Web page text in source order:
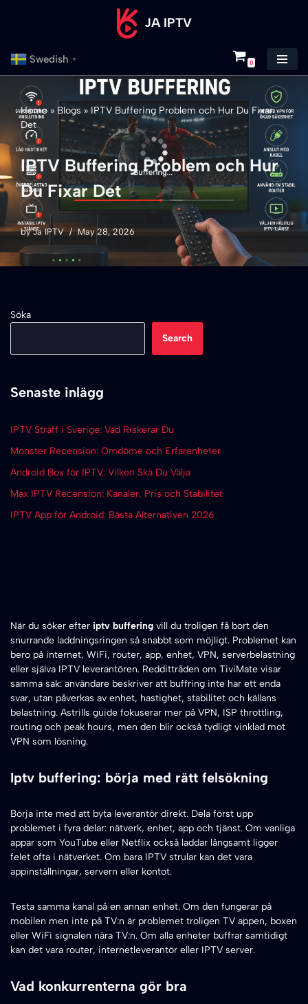
content
JA IPTV
Swedish ▼ 0
Home» Blogs » IPTV Buffering Problem och Hur Du Fixar
Det
IPTV Buffering Problem och Hur
Du Fixar Det
byJa IPTV May 28, 2026
Söka
Search
Senaste inlägg
IPTV Straff i Sverige: Vad Riskerar Du
Monster Recension: Omdöme och Erfarenheter
Android Box för IPTV: Vilken Ska Du Välja
Max IPTV Recension: Kanaler, Pris och Stabilitet
IPTV App för Android: Bästa Alternativen 2026
När du söker efter iptv buffering vill du troligen få bort den
snurrande laddningsringen så snabbt som möjligt. Problemet kan
bero på internet, WiFi, router, app, enhet, VPN, serverbelastning
eller själva IPTV leverantören. Reddittråden om TiviMate visar
samma sak: användare beskriver att buffring inte har ett enda
svar, utan påverkas av enhet, hastighet, stabilitet och källans
belastning. Astrills guide fokuserar mer på VPN, ISP throttling,
routing och peak hours, men den blir också tydligt vinklad mot
VPN som lösning.
Iptv buffering: börja med rätt felsökning
Börja inte med att byta leverantör direkt. Dela först upp
problemet i fyra delar: nätverk, enhet, app och tjänst. Om vanliga
appar som YouTube eller Netflix också laddar långsamt ligger
felet ofta i nätverket. Om bara IPTV strular kan det vara
appinställningar, servern eller kontot.
Testa samma kanal på en annan enhet. Om den fungerar på
mobilen men inte på TV:n är problemet troligen TV appen, boxen
eller WiFi signalen nära TV:n. Om alla enheter buffrar samtidigt
kan det vara router, internetleverantör eller IPTV server.
Vad konkurrenterna gör bra